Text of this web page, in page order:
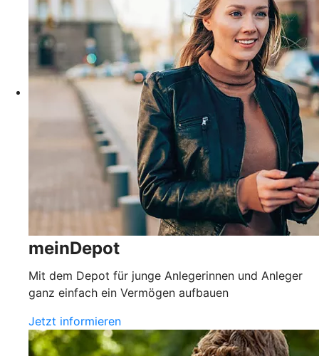
meinDepot
Mit dem Depot für junge Anlegerinnen und Anleger
ganz einfach ein Vermögen aufbauen
Jetzt informieren